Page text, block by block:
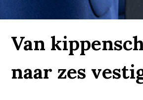
Van
naar zes